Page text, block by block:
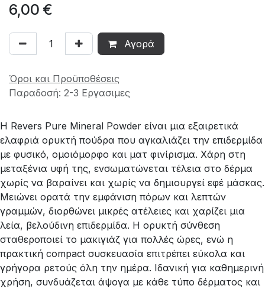
6,00 €
Αγορά
Όροι και Προϋποθέσεις
Παραδοσή: 2-3 Εργασιμες
Η Revers Pure Mineral Powder είναι μια εξαιρετικά
ελαφριά ορυκτή πούδρα που αγκαλιάζει την επιδερμίδα
με φυσικό, ομοιόμορφο και ματ φινίρισμα. Χάρη στη
μεταξένια υφή της, ενσωματώνεται τέλεια στο δέρμα
χωρίς να βαραίνει και χωρίς να δημιουργεί εφέ μάσκας.
Μειώνει ορατά την εμφάνιση πόρων και λεπτών
γραμμών, διορθώνει μικρές ατέλειες και χαρίζει μια
λεία, βελούδινη επιδερμίδα. Η ορυκτή σύνθεση
σταθεροποιεί το μακιγιάζ για πολλές ώρες, ενώ η
πρακτική compact συσκευασία επιτρέπει εύκολα και
γρήγορα ρετούς όλη την ημέρα. Ιδανική για καθημερινή
χρήση, συνδυάζεται άψογα με κάθε τύπο δέρματος και